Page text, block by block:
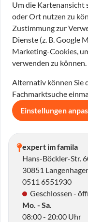
expert im famila
Hans-Böckler-Str.
30851
0511 6551930
Geschlossen -
Mo. - Sa.
08:00 - 20:00 Uhr
Um die Kartenansicht
oder Ort nutzen zu
Zustimmung zur
Dienste (z. B. Google
Marketing-Cookies,
verwenden zu können.
Alternativ können Sie
Fachmarktsuche
Einstellungen